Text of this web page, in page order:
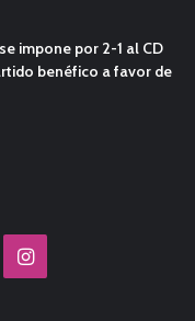
impone por 2-1 al CD
benéfico a favor de
Instagram